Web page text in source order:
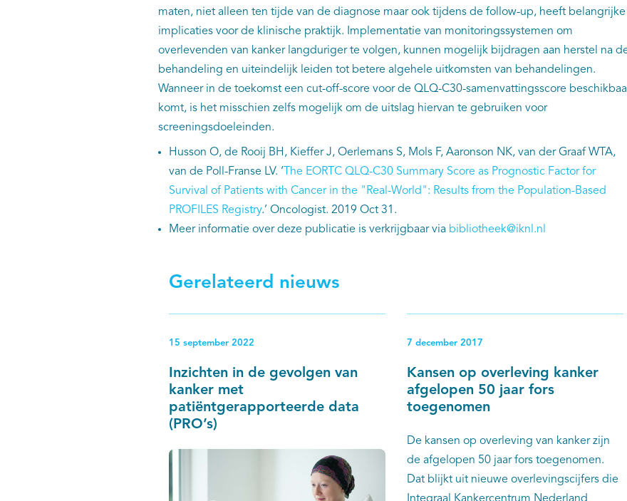
maten, niet alleen ten tijde van de diagnose maar ook tijdens de follow-up, heeft belangrijke
implicaties voor de klinische praktijk. Implementatie van monitoringssystemen om
overlevenden van kanker langduriger te volgen, kunnen mogelijk bijdragen aan herstel na
behandeling en uiteindelijk leiden tot betere algehele uitkomsten van behandelingen.
Wanneer in de toekomst een cut-off-score voor de QLQ-C30-samenvattingsscore
komt, is het misschien zelfs mogelijk om de uitslag hiervan te gebruiken voor
screeningsdoeleinden.
Husson O, de Rooij BH, Kieffer J, Oerlemans S, Mols F, Aaronson NK, van der Graaf WTA,
van de Poll-Franse LV. ‘ The EORTC QLQ-C30 Summary Score as Prognostic Factor for
Survival of Patients with Cancer in the "Real-World": Results from the Population-Based
PROFILES Registry.’ Oncologist. 2019 Oct 31.
Meer informatie over deze publicatie is verkrijgbaar via bibliotheek@iknl.nl
Gerelateerd nieuws
15 september 2022
Inzichten in de gevolgen van
kanker met
patiëntgerapporteerde data
(PRO’s)
7 december 2017
Kansen op overleving kanker
afgelopen 50 jaar fors
toegenomen
De kansen op overleving van kanker zijn
de afgelopen 50 jaar fors toegenomen.
Dat blijkt uit nieuwe overlevingscijfers die